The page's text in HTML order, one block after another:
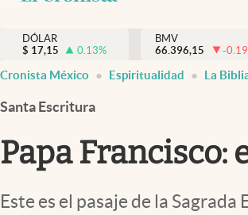
Internacionales
Opinión
Brand Strategy
Vida y estilo
Tv
DÓLAR
$ 17,15 0.13%
BMV
66.396,15
-0.19
Cronista México Espiritualidad La
Santa Escritura
Papa Francisco:
Este es el pasaje de la